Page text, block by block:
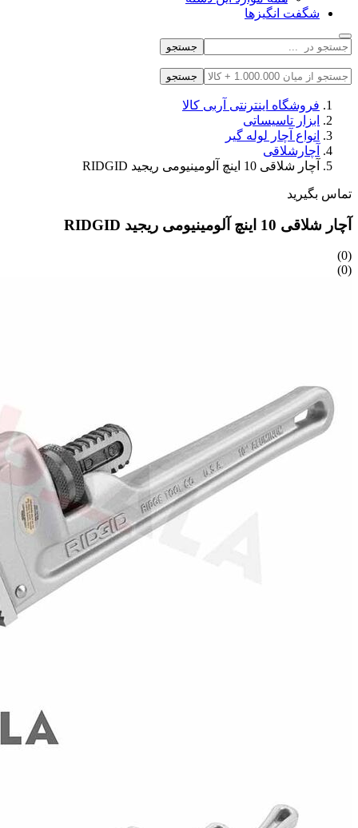
شگفت انگیزها
جستجو
جستجو
فروشگاه اینترنتی آربی کالا
ابزار تاسیساتی
انواع آچار لوله گیر
آچارشلاقی
آچار شلاقی 10 اینچ آلومینیومی ریجید RIDGID
تماس بگیرید
آچار شلاقی 10 اینچ آلومینیومی ریجید RIDGID
(0)
(0)